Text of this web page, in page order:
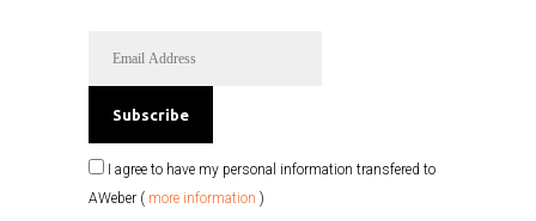
I agree to have my personal information transfered to
AWeber ( more information )